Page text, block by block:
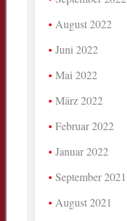
August 2022
Juni 2022
Mai 2022
März 2022
Februar 2022
Januar 2022
September 2021
August 2021